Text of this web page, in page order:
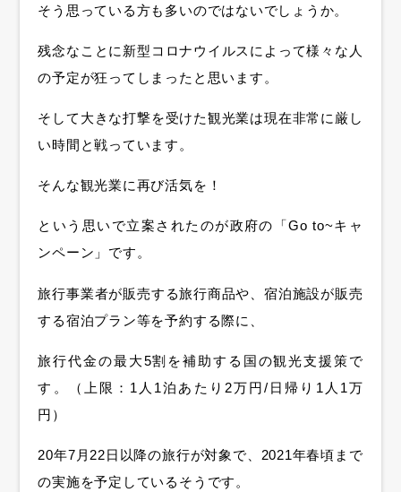
そう思っている方も多いのではないでしょうか。
残念なことに新型コロナウイルスによって様々な人
の予定が狂ってしまったと思います。
そして大きな打撃を受けた観光業は現在非常に厳し
い時間と戦っています。
そんな観光業に再び活気を！
という思いで立案されたのが政府の「Go to~キャ
ンペーン」です。
旅行事業者が販売する旅行商品や、宿泊施設が販売
する宿泊プラン等を予約する際に、
旅行代金の最大5割を補助する国の観光支援策で
す。（上限：1人1泊あたり2万円/日帰り1人1万
円）
20年7月22日以降の旅行が対象で、2021年春頃まで
の実施を予定しているそうです。